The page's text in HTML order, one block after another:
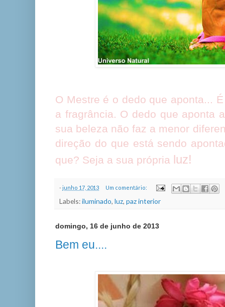
O Mestre é o dedo que aponta...
a fragrância. O dedo que aponta
sua beleza não faz a menor
direção do que está sendo
que? Seja a sua própria luz!
-junho 17, 2013 Um comentário:
Labels:iluminado, luz, paz interior
domingo, 16 de junho de 2013
Bem eu....